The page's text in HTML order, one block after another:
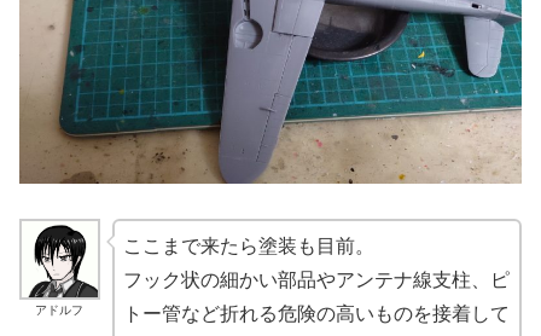
アドルフ
ここまで来たら塗装も目前。
フック状の細かい部品やアンテナ線支柱、ピ
トー管など折れる危険の高いものを接着して